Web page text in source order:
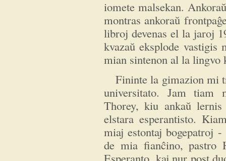
iomete malsekan.
montras ankoraŭ
libroj devenas el la jaroj
kvazaŭ eksplode
mian sintenon al la lingvo
Fininte la gimazion mi
universitato. Jam tiam
Thorey, kiu ankaŭ
elstara esperantisto.
miaj estontaj bogepatroj
de mia fianĉino, pastro
Esperanto, kaj nur post